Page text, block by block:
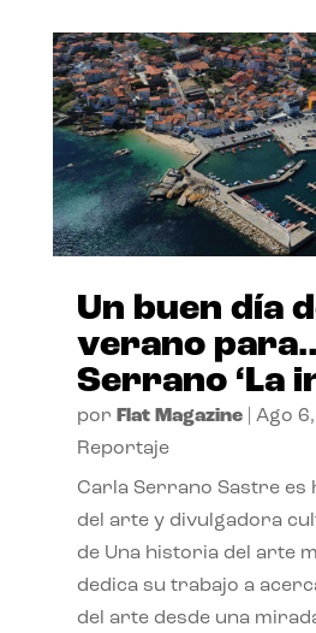
Un buen día
verano
Serrano ‘La
por Flat Magazine| Ago
Reportaje
Carla Serrano Sastre es
del arte y divulgadora
de Una historia del arte
dedica su trabajo a
del arte desde una